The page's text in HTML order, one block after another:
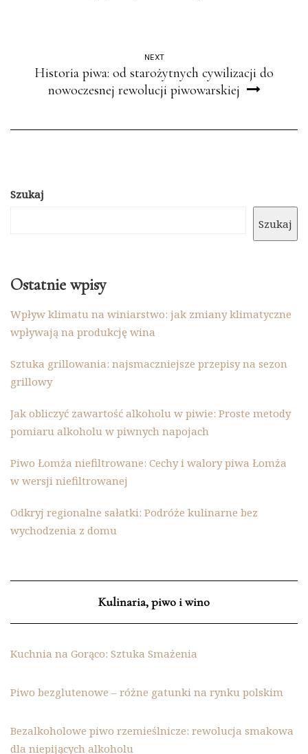
NEXT
Historia piwa: od starożytnych cywilizacji do
nowoczesnej rewolucji piwowarskiej
Szukaj
Szukaj
Ostatnie wpisy
Wpływ klimatu na winiarstwo: jak zmiany klimatyczne
wpływają na produkcję wina
Sztuka grillowania: najsmaczniejsze przepisy na sezon
grillowy
Jak obliczyć zawartość alkoholu w piwie: Proste metody
pomiaru alkoholu w piwnych napojach
Piwo Łomża niefiltrowane: Cechy i walory piwa Łomża
w wersji niefiltrowanej
Odkryj regionalne sałatki: Podróże kulinarne bez
wychodzenia z domu
Kulinaria, piwo i wino
Kuchnia na Gorąco: Sztuka Smażenia
Piwo bezglutenowe – różne gatunki na rynku polskim
Bezalkoholowe piwo rzemieślnicze: rewolucja smakowa
dla niepijących alkoholu